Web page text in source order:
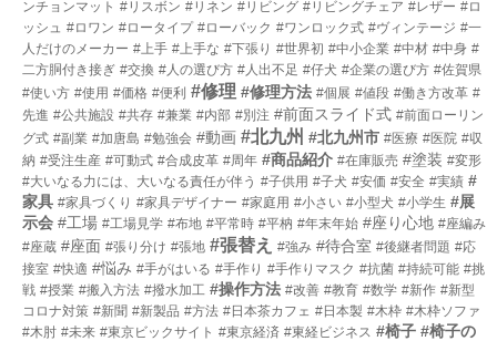
ンチョンマット #リスボン #リネン #リビング #リビングチェア #レザー #ロ
ッシュ #ロワン #ロータイプ #ローバック #ワンロック式 #ヴィンテージ #一
人だけのメーカー #上手 #上手な #下張り #世界初 #中小企業 #中材 #中身 #
二方胴付き接ぎ #交換 #人の選び方 #人出不足 #仔犬 #企業の選び方 #佐賀県
#使い方 #使用 #価格 #便利 #修理 #修理方法 #個展 #値段 #働き方改革 #
先進 #公共施設 #共存 #兼業 #内部 #別注 #前面スライド式 #前面ローリン
グ式 #副業 #加唐島 #勉強会 #動画 #北九州 #北九州市 #医療 #医院 #収
納 #受注生産 #可動式 #合成皮革 #周年 #商品紹介 #在庫販売 #塗装 #変形
#大いなる力には、大いなる責任が伴う #子供用 #子犬 #安価 #安全 #実績 #
家具 #家具づくり #家具デザイナー #家庭用 #小さい #小型犬 #小学生 #展
示会 #工場 #工場見学 #布地 #平常時 #平枘 #年末年始 #座り心地 #座編み
#座蔵 #座面 #張り分け #張地 #張替え #強み #待合室 #後継者問題 #応
接室 #快適 #悩み #手がはいる #手作り #手作りマスク #抗菌 #持続可能 #挑
戦 #授業 #搬入方法 #撥水加工 #操作方法 #改善 #教育 #数学 #新作 #新型
コロナ対策 #新聞 #新製品 #方法 #日本茶カフェ #日本製 #木枠 #木枠ソファ
#木肘 #未来 #東京ビックサイト #東京経済 #東経ビジネス #椅子 #椅子の